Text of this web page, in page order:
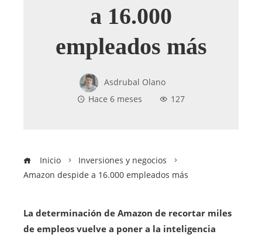
a 16.000
empleados más
Asdrubal Olano
Hace 6 meses
127
Inicio
Inversiones y negocios
Amazon despide a 16.000 empleados más
La determinación de Amazon de recortar miles
de empleos vuelve a poner a la inteligencia